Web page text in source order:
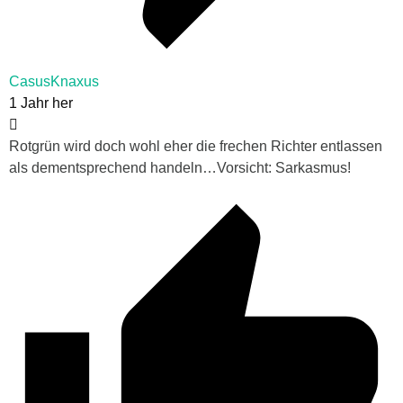
CasusKnaxus
1 Jahr her
Rotgrün wird doch wohl eher die frechen Richter entlassen
als dementsprechend handeln…Vorsicht: Sarkasmus!